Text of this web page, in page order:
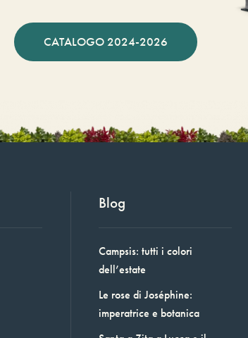
CATALOGO 2024-2026
Blog
Campsis: tutti i colori
dell’estate
Le rose di Joséphine:
imperatrice e botanica